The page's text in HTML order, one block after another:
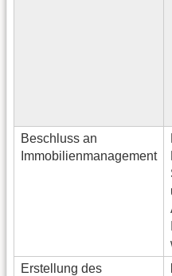
Beschluss an
Immobilienmanagement
Erstellung des